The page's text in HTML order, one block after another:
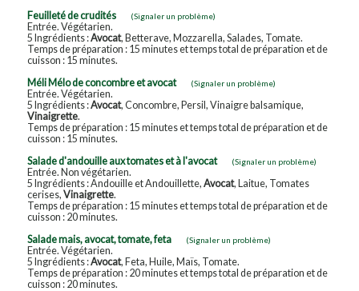
Feuilleté de crudités
(Signaler un problème)
Entrée. Végétarien.
5 Ingrédients :Avocat, Betterave, Mozzarella, Salades, Tomate.
Temps de préparation : 15 minutes et temps total de préparation et de
cuisson : 15 minutes.
Méli Mélo de concombre et avocat
(Signaler un problème)
Entrée. Végétarien.
5 Ingrédients :Avocat, Concombre, Persil, Vinaigre balsamique,
Vinaigrette.
Temps de préparation : 15 minutes et temps total de préparation et de
cuisson : 15 minutes.
Salade d'andouille aux tomates et à l'avocat
(Signaler un problème)
Entrée. Non végétarien.
5 Ingrédients : Andouille et Andouillette, Avocat, Laitue, Tomates
cerises, Vinaigrette.
Temps de préparation : 15 minutes et temps total de préparation et de
cuisson : 20 minutes.
Salade mais, avocat, tomate, feta
(Signaler un problème)
Entrée. Végétarien.
5 Ingrédients :Avocat, Feta, Huile, Maïs, Tomate.
Temps de préparation : 20 minutes et temps total de préparation et de
cuisson : 20 minutes.